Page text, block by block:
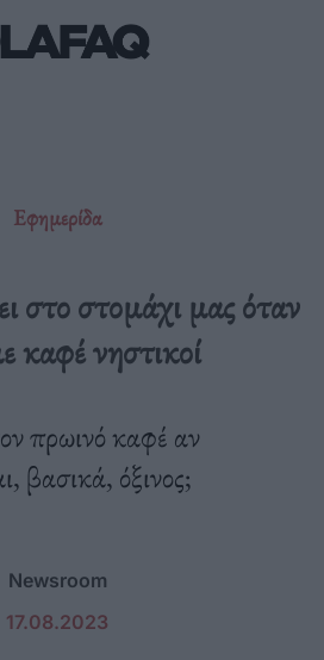
Εφημερίδα
στο στομάχι μας όταν
καφέ νηστικοί
πρωινό καφέ αν
βασικά, όξινος;
Newsroom
17.08.2023